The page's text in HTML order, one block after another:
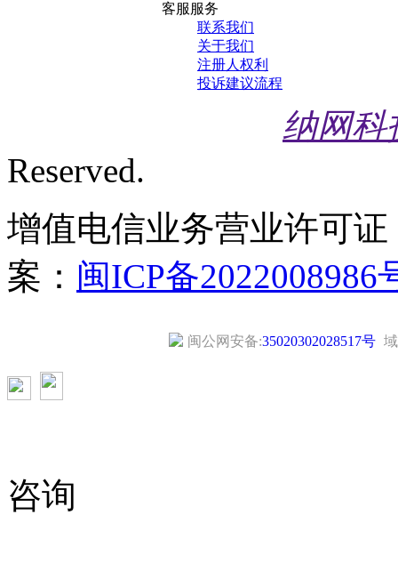
客服服务
联系我们
关于我们
注册人权利
投诉建议流程
纳网
Reserved.
增值电信业务营业许可证
案： 闽ICP备2022008986
闽公网安备:35020302028517号
咨询